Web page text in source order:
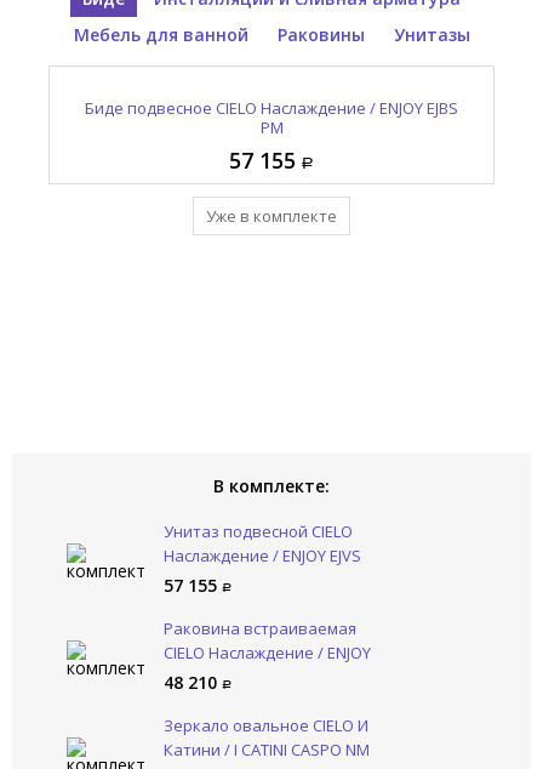
Мебель для ванной
Раковины Унитазы
Биде подвесное CIELO Наслаждение / ENJOY EJBS
PM
57 155
Уже в комплекте
Выпуск для раковины с керамической накладкой
CIELO Сива / SIWA PIL01 PM
12 965
Уже в комплекте
Зеркало овальное CIELO И Катини / I CATINI CASPO
NM
95 410
Уже в комплекте
Раковина встраиваемая CIELO Наслаждение /
ENJOY EJLASPR PM
48 210
Уже в комплекте
Унитаз подвесной CIELO Наслаждение / ENJOY EJVS
PM
57 155
Уже в комплекте
В комплекте:
Унитаз подвесной CIELO
Наслаждение / ENJOY EJVS
PM
57 155
Раковина встраиваемая
CIELO Наслаждение / ENJOY
EJLASPR PM
48 210
Зеркало овальное CIELO И
Катини / I CATINI CASPO NM